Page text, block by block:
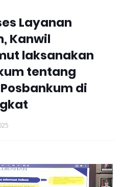
Layanan
Kanwil
laksanakan
tentang
di